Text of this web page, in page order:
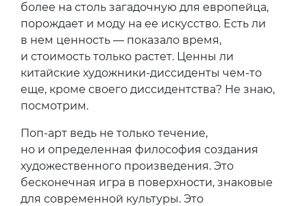
более на столь загадочную для европейца,
порождает и моду на ее искусство. Есть ли
в нем ценность — показало время,
и стоимость только растет. Ценны ли
китайские художники-диссиденты чем-то
еще, кроме своего диссидентства? Не знаю,
посмотрим.
Поп-арт ведь не только течение,
но и определенная философия создания
художественного произведения. Это
бесконечная игра в поверхности, знаковые
для современной культуры. Это